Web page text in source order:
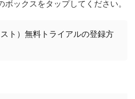
ックスをタップしてください。
ト）無料トライアルの登録方